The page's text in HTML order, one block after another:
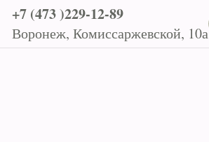
+7 (473 )229-12-89
Воронеж, Комиссаржевской, 10а